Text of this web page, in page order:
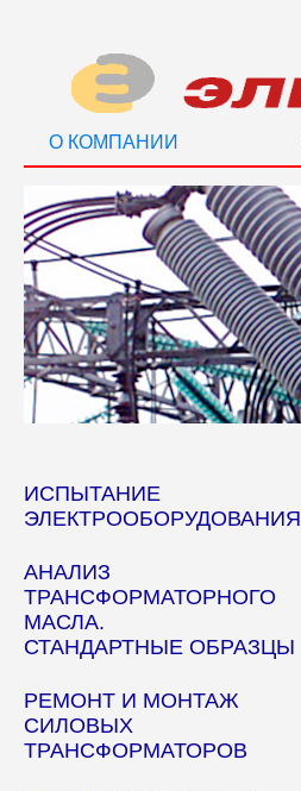
О КОМПАНИИ
ИСПЫТАНИЕ
ЭЛЕКТРООБОРУДОВАНИЯ
АНАЛИЗ
ТРАНСФОРМАТОРНОГО
МАСЛА.
СТАНДАРТНЫЕ ОБРАЗЦЫ
РЕМОНТ И МОНТАЖ
СИЛОВЫХ
ТРАНСФОРМАТОРОВ